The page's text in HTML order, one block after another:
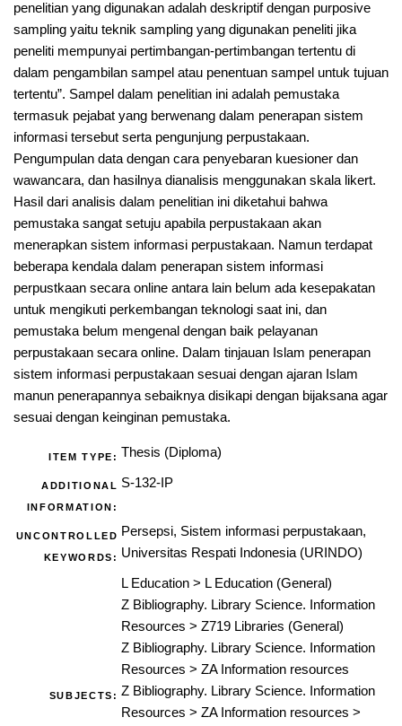
penelitian yang digunakan adalah deskriptif dengan purposive
sampling yaitu teknik sampling yang digunakan peneliti jika
peneliti mempunyai pertimbangan-pertimbangan tertentu di
dalam pengambilan sampel atau penentuan sampel untuk tujuan
tertentu”. Sampel dalam penelitian ini adalah pemustaka
termasuk pejabat yang berwenang dalam penerapan sistem
informasi tersebut serta pengunjung perpustakaan.
Pengumpulan data dengan cara penyebaran kuesioner dan
wawancara, dan hasilnya dianalisis menggunakan skala likert.
Hasil dari analisis dalam penelitian ini diketahui bahwa
pemustaka sangat setuju apabila perpustakaan akan
menerapkan sistem informasi perpustakaan. Namun terdapat
beberapa kendala dalam penerapan sistem informasi
perpustkaan secara online antara lain belum ada kesepakatan
untuk mengikuti perkembangan teknologi saat ini, dan
pemustaka belum mengenal dengan baik pelayanan
perpustakaan secara online. Dalam tinjauan Islam penerapan
sistem informasi perpustakaan sesuai dengan ajaran Islam
manun penerapannya sebaiknya disikapi dengan bijaksana agar
sesuai dengan keinginan pemustaka.
ITEM TYPE: Thesis (Diploma)
ADDITIONAL
INFORMATION:
S-132-IP
UNCONTROLLED
KEYWORDS:
Persepsi, Sistem informasi perpustakaan,
Universitas Respati Indonesia (URINDO)
SUBJECTS:
L Education> L Education (General)
Z Bibliography. Library Science. Information
Resources > Z719 Libraries (General)
Z Bibliography. Library Science. Information
Resources > ZA Information resources
Z Bibliography. Library Science. Information
Resources > ZA Information resources >